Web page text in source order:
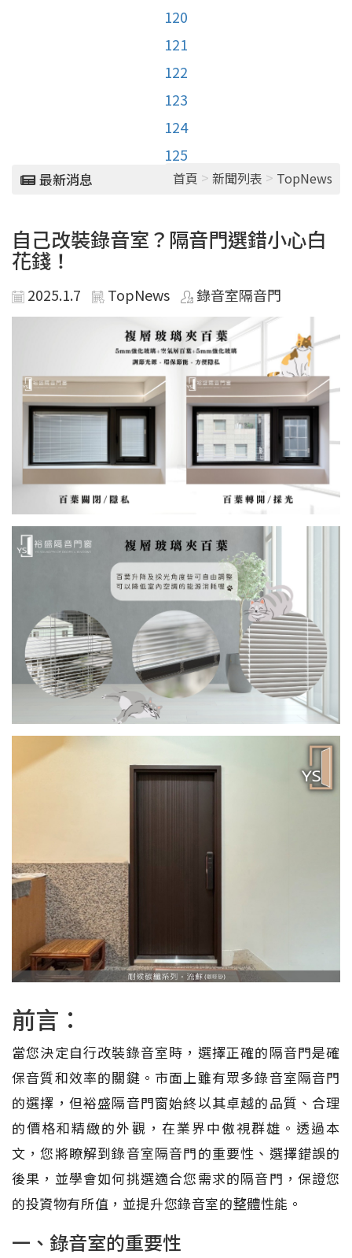
120
121
122
123
124
125
最新消息 首頁 > 新聞列表 > TopNews
自己改裝錄音室？隔音門選錯小心白
花錢！
2025.1.7 TopNews 錄音室隔音門
前言：
當您決定自行改裝錄音室時，選擇正確的隔音門是確
保音質和效率的關鍵。市面上雖有眾多錄音室隔音門
的選擇，但裕盛隔音門窗始終以其卓越的品質、合理
的價格和精緻的外觀，在業界中傲視群雄。透過本
文，您將瞭解到錄音室隔音門的重要性、選擇錯誤的
後果，並學會如何挑選適合您需求的隔音門，保證您
的投資物有所值，並提升您錄音室的整體性能。
一、錄音室的重要性